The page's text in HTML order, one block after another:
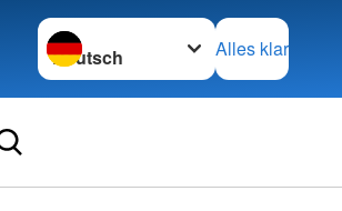
Sprache wechseln zu
Alles klar